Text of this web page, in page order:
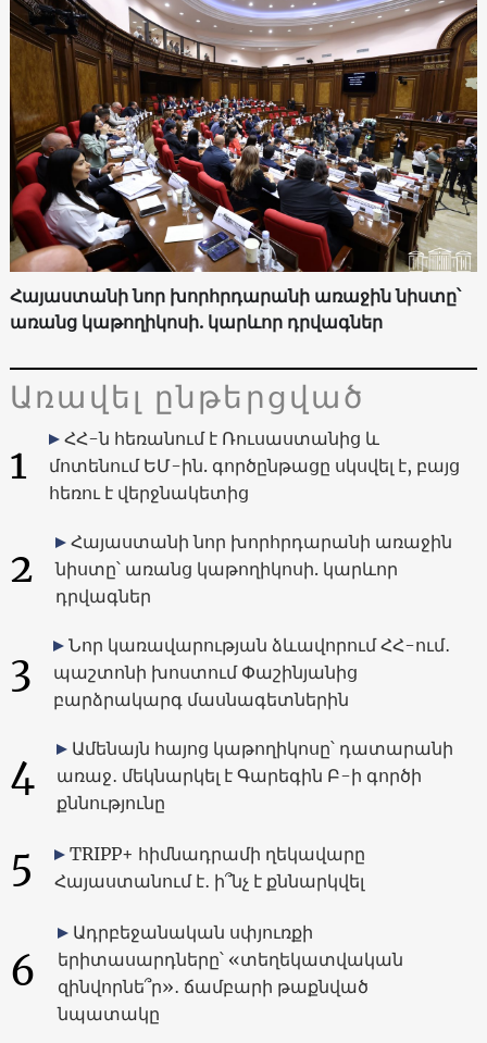
Հայաստանի նոր խորհրդարանի առաջին նիստը՝
առանց կաթողիկոսի. կարևոր դրվագներ
Առավել ընթերցված
1
ՀՀ-ն հեռանում է Ռուսաստանից և
մոտենում ԵՄ-ին. գործընթացը սկսվել է, բայց
հեռու է վերջնակետից
2
Հայաստանի նոր խորհրդարանի առաջին
նիստը՝ առանց կաթողիկոսի. կարևոր
դրվագներ
3
Նոր կառավարության ձևավորում ՀՀ-ում․
պաշտոնի խոստում Փաշինյանից
բարձրակարգ մասնագետներին
4
Ամենայն հայոց կաթողիկոսը՝ դատարանի
առաջ․ մեկնարկել է Գարեգին Բ-ի գործի
քննությունը
5
TRIPP+ հիմնադրամի ղեկավարը
Հայաստանում է․ ի՞նչ է քննարկվել
6
Ադրբեջանական սփյուռքի
երիտասարդները՝ «տեղեկատվական
զինվորնե՞ր»․ ճամբարի թաքնված
նպատակը